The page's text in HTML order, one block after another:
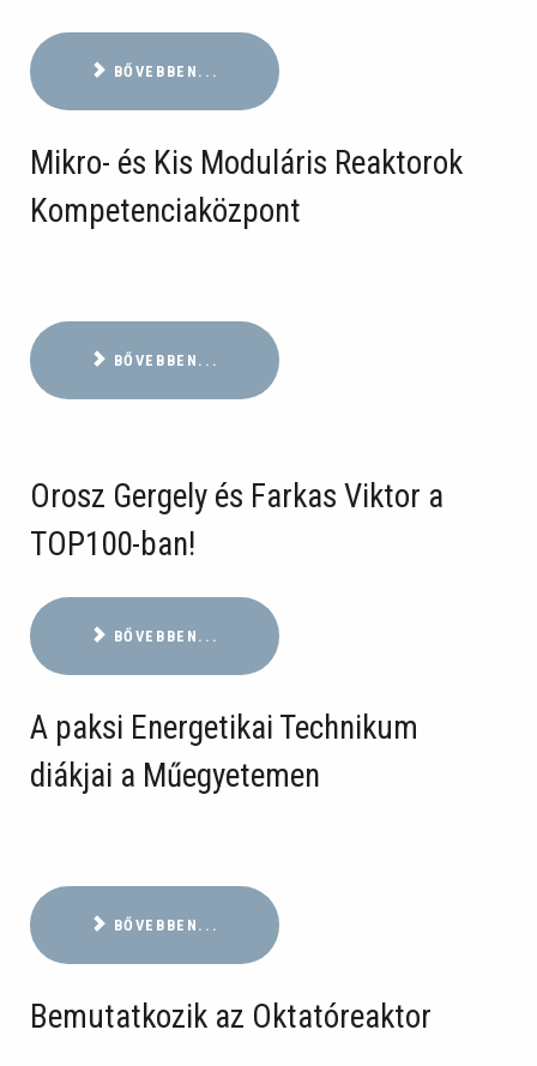
BŐVEBBEN...
Mikro- és Kis Moduláris Reaktorok
Kompetenciaközpont
BŐVEBBEN...
Orosz Gergely és Farkas Viktor a
TOP100-ban!
BŐVEBBEN...
A paksi Energetikai Technikum
diákjai a Műegyetemen
BŐVEBBEN...
Bemutatkozik az Oktatóreaktor